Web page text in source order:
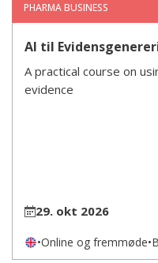
PHARMA BUSINESS
AI til
A practical course on
evidence
29. okt 2026
•Online og fremmøde•